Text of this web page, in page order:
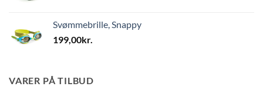
Svømmebrille, Snappy
199,00kr.
VARER PÅ TILBUD